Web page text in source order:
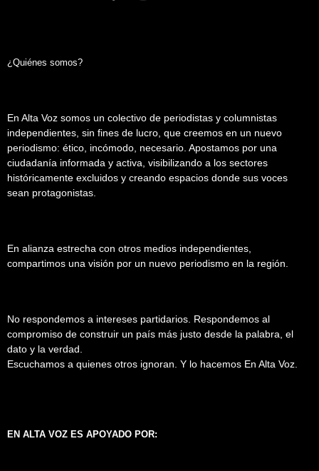
¿Quiénes somos?
En Alta Voz somos un colectivo de periodistas y columnistas
independientes, sin fines de lucro, que creemos en un nuevo
periodismo: ético, incómodo, necesario. Apostamos por una
ciudadanía informada y activa, visibilizando a los sectores
históricamente excluidos y creando espacios donde sus voces
sean protagonistas.
En alianza estrecha con otros medios independientes,
compartimos una visión por un nuevo periodismo en la región.
No respondemos a intereses partidarios. Respondemos al
compromiso de construir un país más justo desde la palabra, el
dato y la verdad.
Escuchamos a quienes otros ignoran. Y lo hacemos En Alta Voz.
EN ALTA VOZ ES APOYADO POR: